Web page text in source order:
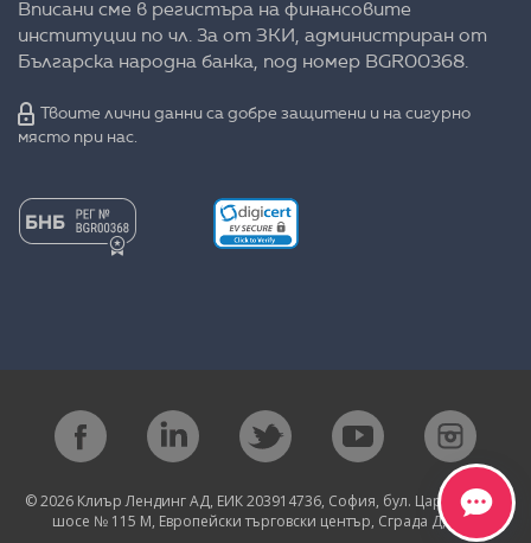
Вписани сме в регистъра на финансовите
институции по чл. 3а от ЗКИ, администриран от
Българска народна банка, под номер BGR00368.
Твоите лични данни са добре защитени и на сигурно
място при нас.
© 2026 Клиър Лендинг АД, ЕИК 203914736, София, бул. Цариградско
шосе № 115 М, Европейски търговски център, Сграда Д, eт. 1